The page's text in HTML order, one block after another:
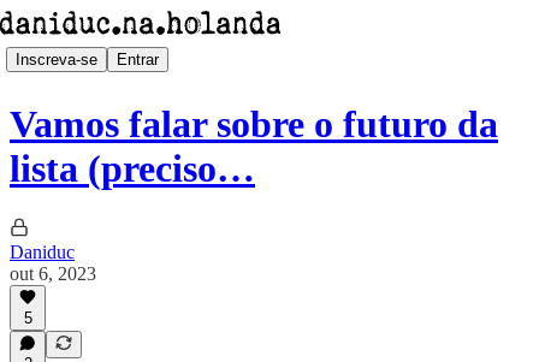
Inscreva-se Entrar
Vamos falar sobre o futuro da
lista (preciso…
Daniduc
out 6, 2023
5